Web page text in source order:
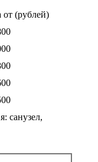
от (рублей)
санузел,